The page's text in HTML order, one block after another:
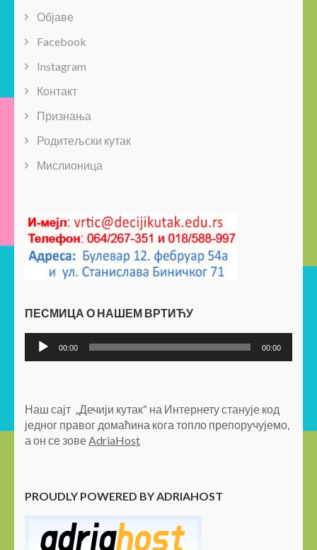
Објаве
Facebook
Instagram
Контакт
Признања
Родитељски кутак
Мислионица
ПЕСМИЦА О НАШЕМ ВРТИЋУ
Прегледач
звучних
00:00 00:00
Наш сајт „Дечији кутак“ на Интернету станује код
једног правог домаћина кога топло препоручујемо,
а он се зове AdriaHost
PROUDLY POWERED BY ADRIAHOST